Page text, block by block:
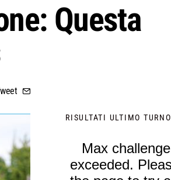
Questa
RISULTATI ULTIMO TURNO